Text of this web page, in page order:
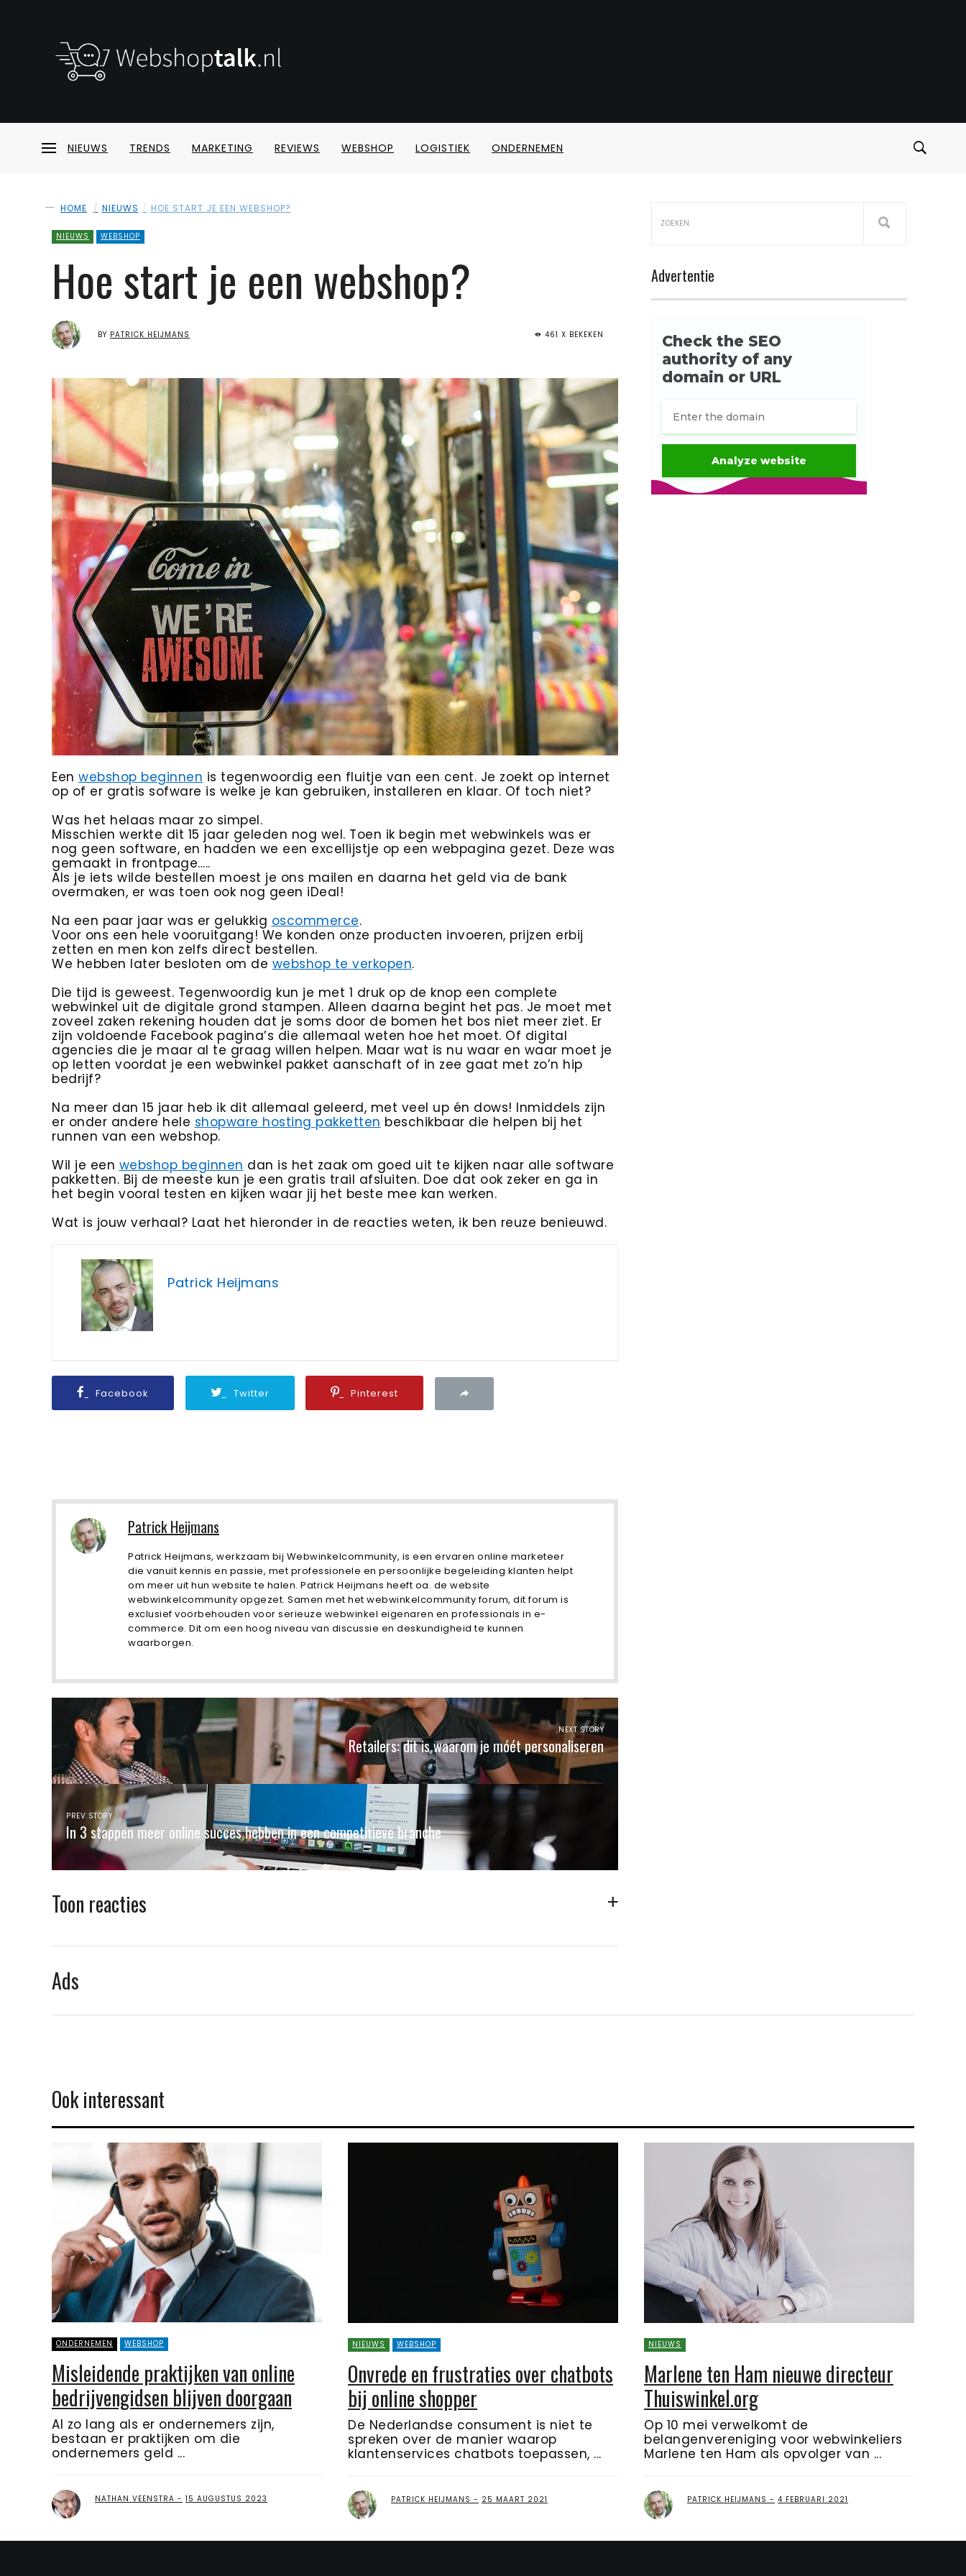
NIEUWS TRENDS MARKETING REVIEWS WEBSHOP LOGISTIEK ONDERNEMEN
HOME NIEUWS HOE START JE EEN WEBSHOP?
NIEUWS WEBSHOP
Hoe start je een webshop?
BY PATRICK HEIJMANS 461 X BEKEKEN
Een webshop beginnen is tegenwoordig een fluitje van een cent. Je zoekt op internet
op of er gratis sofware is welke je kan gebruiken, installeren en klaar. Of toch niet?
Was het helaas maar zo simpel.
Misschien werkte dit 15 jaar geleden nog wel. Toen ik begin met webwinkels was er
nog geen software, en hadden we een excellijstje op een webpagina gezet. Deze was
gemaakt in frontpage…..
Als je iets wilde bestellen moest je ons mailen en daarna het geld via de bank
overmaken, er was toen ook nog geen iDeal!
Na een paar jaar was er gelukkig oscommerce.
Voor ons een hele vooruitgang! We konden onze producten invoeren, prijzen erbij
zetten en men kon zelfs direct bestellen.
We hebben later besloten om de webshop te verkopen.
Die tijd is geweest. Tegenwoordig kun je met 1 druk op de knop een complete
webwinkel uit de digitale grond stampen. Alleen daarna begint het pas. Je moet met
zoveel zaken rekening houden dat je soms door de bomen het bos niet meer ziet. Er
zijn voldoende Facebook pagina’s die allemaal weten hoe het moet. Of digital
agencies die je maar al te graag willen helpen. Maar wat is nu waar en waar moet je
op letten voordat je een webwinkel pakket aanschaft of in zee gaat met zo’n hip
bedrijf?
Na meer dan 15 jaar heb ik dit allemaal geleerd, met veel up én dows! Inmiddels zijn
er onder andere hele shopware hosting pakketten beschikbaar die helpen bij het
runnen van een webshop.
Wil je een webshop beginnen dan is het zaak om goed uit te kijken naar alle software
pakketten. Bij de meeste kun je een gratis trail afsluiten. Doe dat ook zeker en ga in
het begin vooral testen en kijken waar jij het beste mee kan werken.
Wat is jouw verhaal? Laat het hieronder in de reacties weten, ik ben reuze benieuwd.
Patrick Heijmans
Facebook Twitter Pinterest
Patrick Heijmans
Patrick Heijmans, werkzaam bij Webwinkelcommunity, is een ervaren online marketeer
die vanuit kennis en passie, met professionele en persoonlijke begeleiding klanten helpt
om meer uit hun website te halen. Patrick Heijmans heeft oa. de website
webwinkelcommunity opgezet. Samen met het webwinkelcommunity forum, dit forum is
exclusief voorbehouden voor serieuze webwinkel eigenaren en professionals in e-
commerce. Dit om een ​​hoog niveau van discussie en deskundigheid te kunnen
waarborgen.
NEXT STORY
Retailers: dit is waarom je móét personaliseren
PREV STORY
In 3 stappen meer online succes hebben in een competitieve branche
Toon reacties
Advertentie
Ads
Ook interessant
ONDERNEMEN WEBSHOP
Misleidende praktijken van online
bedrijvengidsen blijven doorgaan
Al zo lang als er ondernemers zijn,
bestaan er praktijken om die
ondernemers geld ...
NATHAN VEENSTRA 15 AUGUSTUS 2023
NIEUWS WEBSHOP
Onvrede en frustraties over chatbots
bij online shopper
De Nederlandse consument is niet te
spreken over de manier waarop
klantenservices chatbots toepassen, ...
PATRICK HEIJMANS 25 MAART 2021
NIEUWS
Marlene ten Ham nieuwe directeur
Thuiswinkel.org
Op 10 mei verwelkomt de
belangenvereniging voor webwinkeliers
Marlene ten Ham als opvolger van ...
PATRICK HEIJMANS 4 FEBRUARI 2021